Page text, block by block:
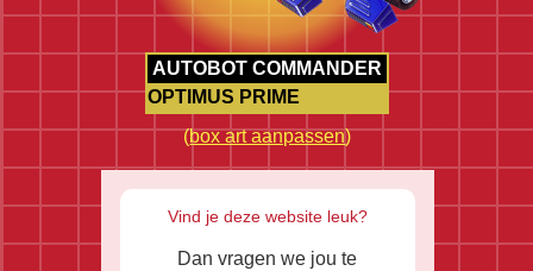
AUTOBOT COMMANDER
OPTIMUS PRIME
(box art aanpassen)
Vind je deze website leuk?
Dan vragen we jou te